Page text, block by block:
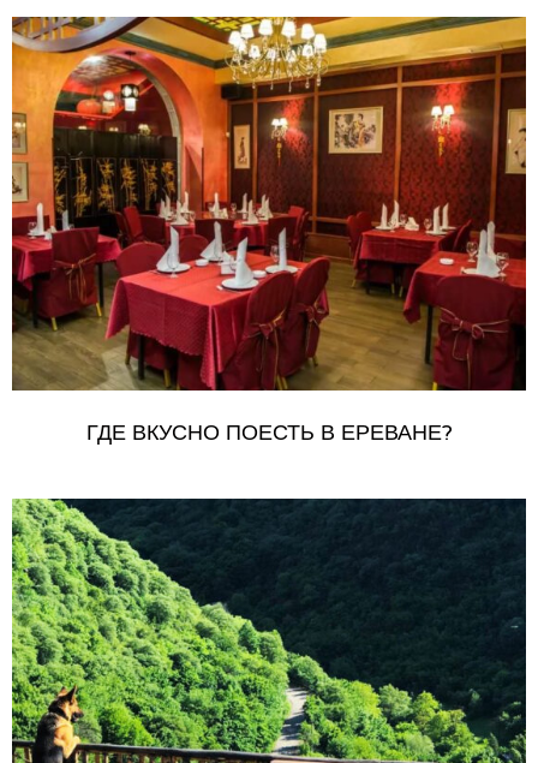
ГДЕ ВКУСНО ПОЕСТЬ В ЕРЕВАНЕ?